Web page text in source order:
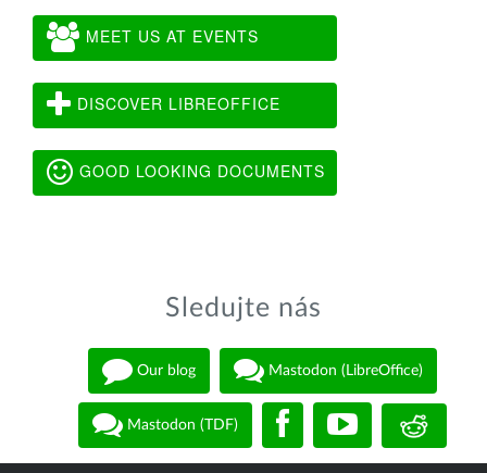
MEET US AT EVENTS
DISCOVER LIBREOFFICE
GOOD LOOKING DOCUMENTS
Sledujte nás
Our blog Mastodon (LibreOffice)
Mastodon (TDF)